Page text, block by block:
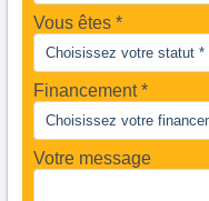
Vous êtes
Financement *
Votre message